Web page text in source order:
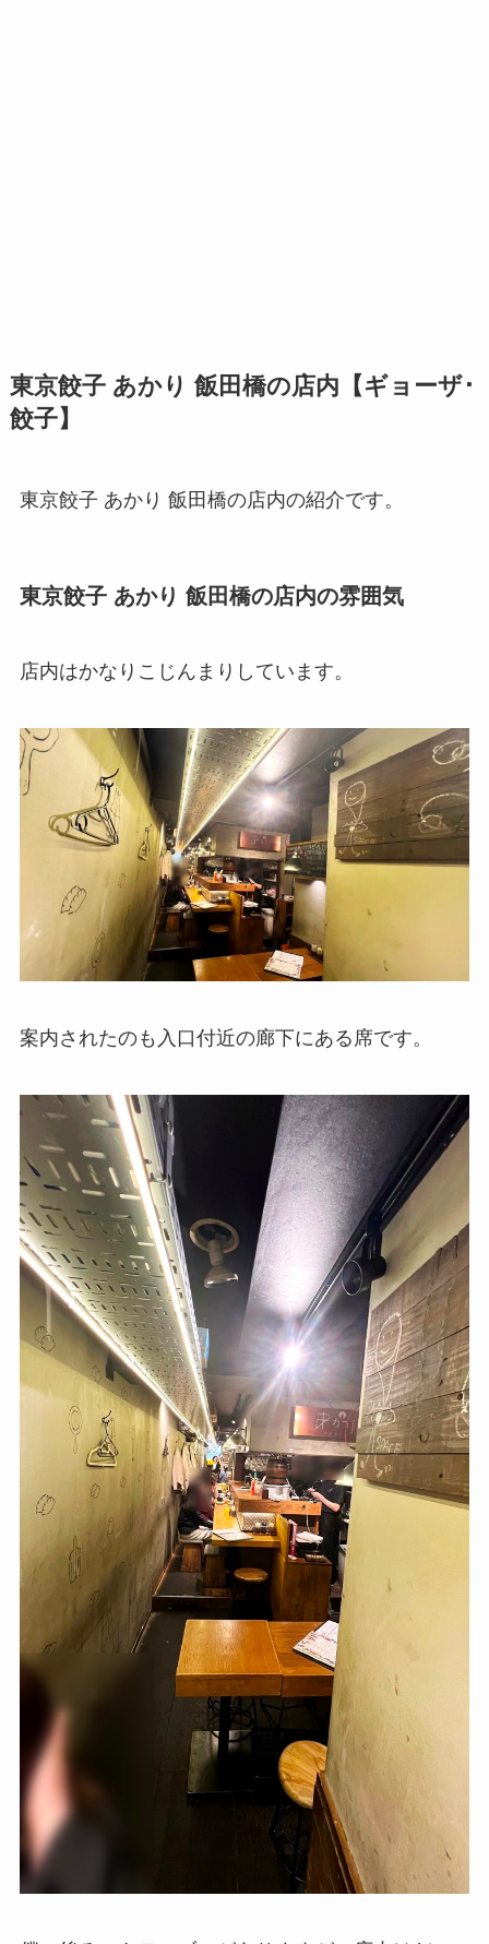
東京餃子 あかり 飯田橋の店内【ギョーザ･
餃子】
東京餃子 あかり 飯田橋の店内の紹介です。
東京餃子 あかり 飯田橋の店内の雰囲気
店内はかなりこじんまりしています。
案内されたのも入口付近の廊下にある席です。